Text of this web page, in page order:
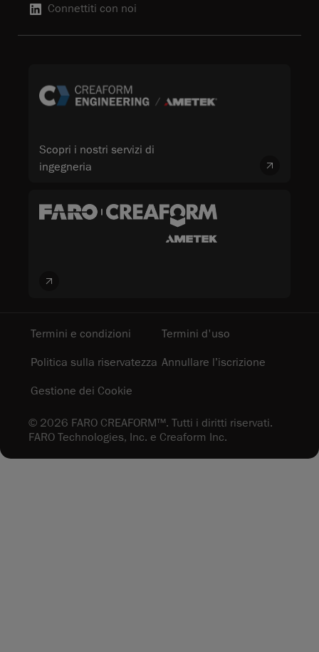
Connettiti con noi
Scopri i nostri servizi di
ingegneria
© 2026 FARO CREAFORM™. Tutti i diritti riservati.
FARO Technologies, Inc. e Creaform Inc.
Termini e condizioni
Termini d'uso
Politica sulla riservatezza Annullare l’iscrizione
Gestione dei Cookie